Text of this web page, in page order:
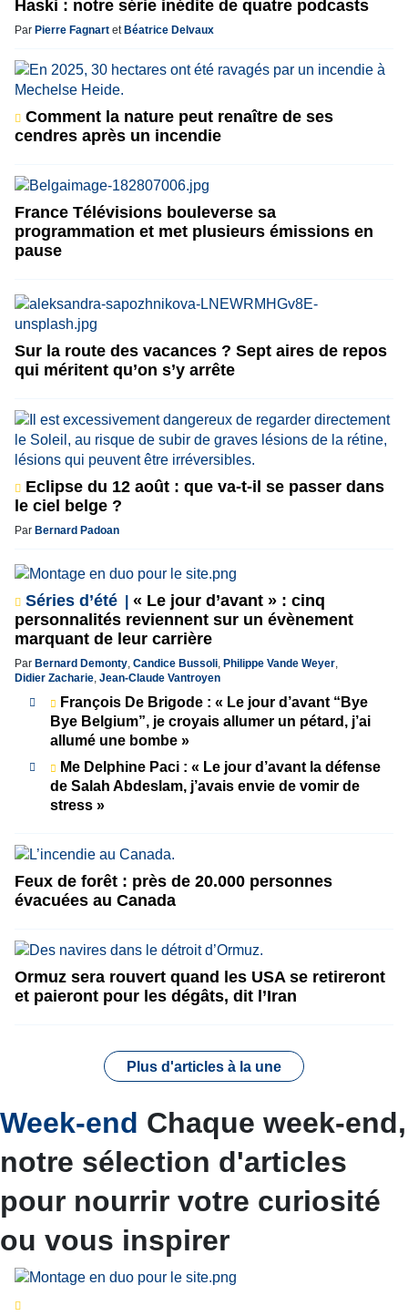
Haski : notre série inédite de quatre podcasts
Par Pierre Fagnart et Béatrice Delvaux
Comment la nature peut renaître de ses
cendres après un incendie
France Télévisions bouleverse sa
programmation et met plusieurs émissions en
pause
Sur la route des vacances ? Sept aires de repos
qui méritent qu’on s’y arrête
Eclipse du 12 août : que va-t-il se passer dans
le ciel belge ?
Par Bernard Padoan
Séries d’été
« Le jour d’avant » : cinq
personnalités reviennent sur un évènement
marquant de leur carrière
Par Bernard Demonty, Candice Bussoli, Philippe Vande Weyer,
Didier Zacharie, Jean-Claude Vantroyen
François De Brigode : « Le jour d’avant “Bye
Bye Belgium”, je croyais allumer un pétard, j’ai
allumé une bombe »
Me Delphine Paci : « Le jour d’avant la défense
de Salah Abdeslam, j’avais envie de vomir de
stress »
Feux de forêt : près de 20.000 personnes
évacuées au Canada
Ormuz sera rouvert quand les USA se retireront
et paieront pour les dégâts, dit l’Iran
Plus d'articles à la une
Week-end Chaque week-end,
notre sélection d'articles
pour nourrir votre curiosité
ou vous inspirer